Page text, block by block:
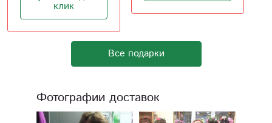
Все подарки
Фотографии доставок